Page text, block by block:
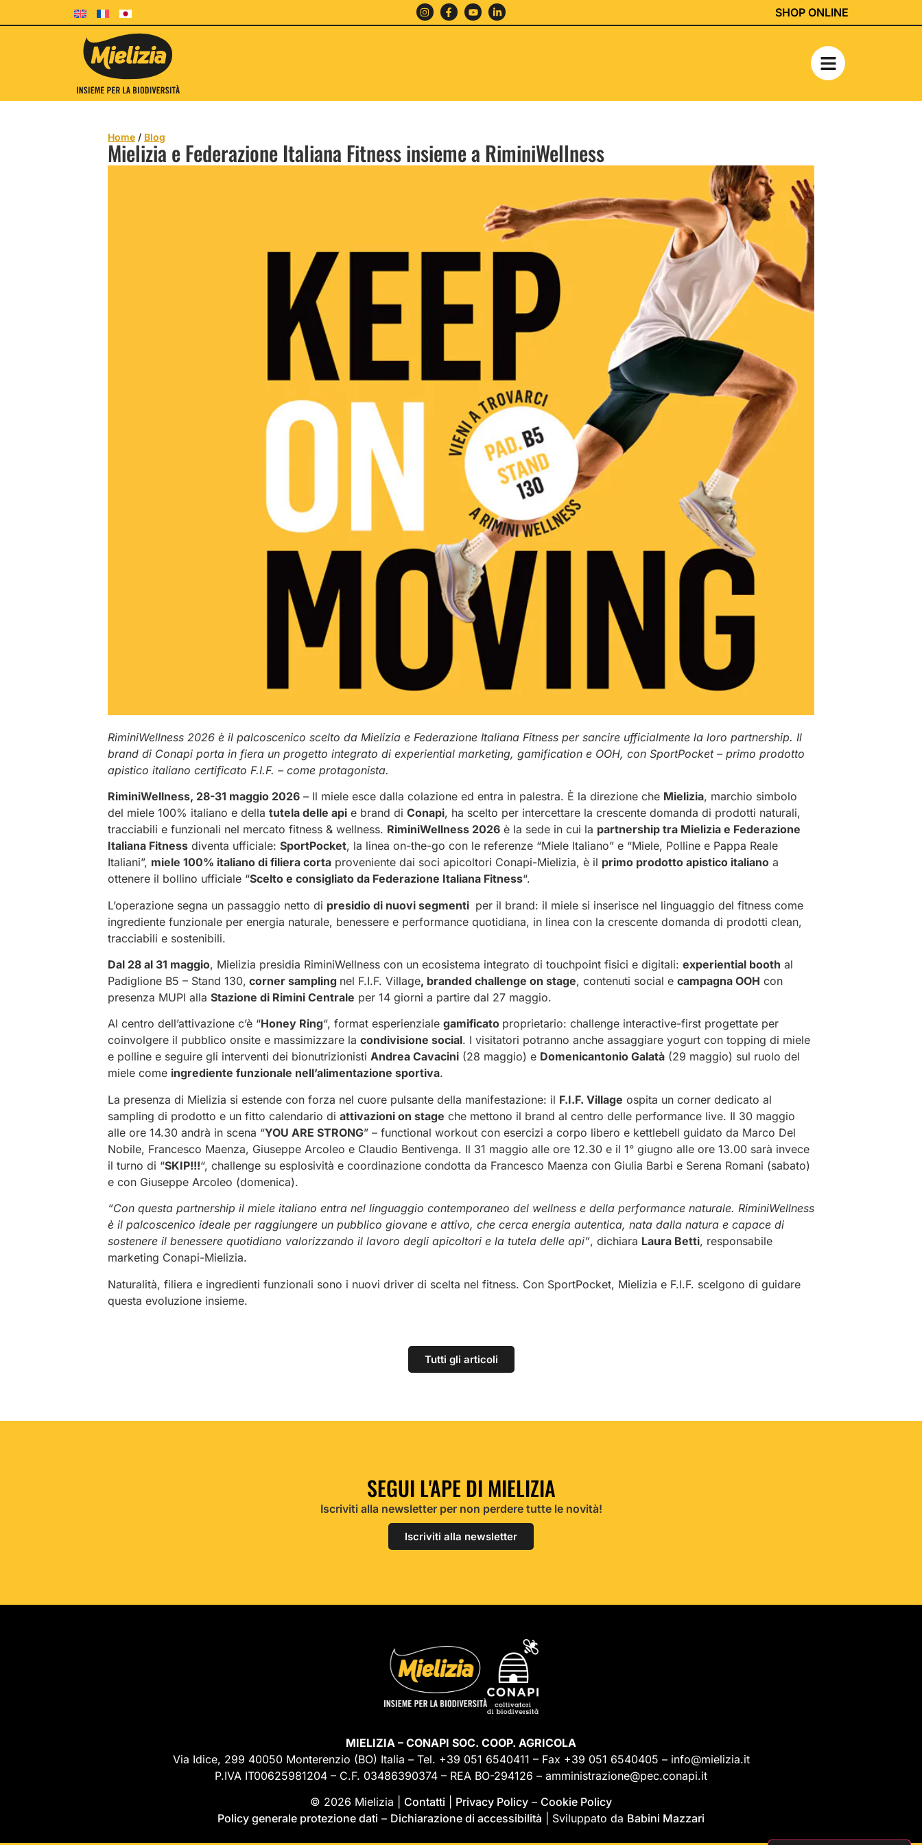
SHOP ONLINE
Home / Blog
Mielizia e Federazione Italiana Fitness insieme a RiminiWellness
RiminiWellness 2026 è il palcoscenico scelto da Mielizia e Federazione Italiana Fitness per sancire ufficialmente la loro partnership. Il
brand di Conapi porta in fiera un progetto integrato di experiential marketing, gamification e OOH, con SportPocket – primo prodotto
apistico italiano certificato F.I.F. – come protagonista.
RiminiWellness, 28-31 maggio 2026 – Il miele esce dalla colazione ed entra in palestra. È la direzione che Mielizia, marchio simbolo
del miele 100% italiano e della tutela delle api e brand di Conapi, ha scelto per intercettare la crescente domanda di prodotti naturali,
tracciabili e funzionali nel mercato fitness & wellness. RiminiWellness 2026 è la sede in cui la partnership tra Mielizia e Federazione
Italiana Fitness diventa ufficiale: SportPocket, la linea on-the-go con le referenze “Miele Italiano” e “Miele, Polline e Pappa Reale
Italiani”, miele 100% italiano di filiera corta proveniente dai soci apicoltori Conapi-Mielizia, è il primo prodotto apistico italiano a
ottenere il bollino ufficiale “Scelto e consigliato da Federazione Italiana Fitness“.
L’operazione segna un passaggio netto di presidio di nuovi segmenti per il brand: il miele si inserisce nel linguaggio del fitness come
ingrediente funzionale per energia naturale, benessere e performance quotidiana, in linea con la crescente domanda di prodotti clean,
tracciabili e sostenibili.
Dal 28 al 31 maggio, Mielizia presidia RiminiWellness con un ecosistema integrato di touchpoint fisici e digitali: experiential booth al
Padiglione B5 – Stand 130, corner sampling nel F.I.F. Village, branded challenge on stage, contenuti social e campagna OOH con
presenza MUPI alla Stazione di Rimini Centrale per 14 giorni a partire dal 27 maggio.
Al centro dell’attivazione c’è “Honey Ring“, format esperienziale gamificato proprietario: challenge interactive-first progettate per
coinvolgere il pubblico onsite e massimizzare la condivisione social. I visitatori potranno anche assaggiare yogurt con topping di miele
e polline e seguire gli interventi dei bionutrizionisti Andrea Cavacini (28 maggio) e Domenicantonio Galatà (29 maggio) sul ruolo del
miele come ingrediente funzionale nell’alimentazione sportiva.
La presenza di Mielizia si estende con forza nel cuore pulsante della manifestazione: il F.I.F. Village ospita un corner dedicato al
sampling di prodotto e un fitto calendario di attivazioni on stage che mettono il brand al centro delle performance live. Il 30 maggio
alle ore 14.30 andrà in scena “YOU ARE STRONG” – functional workout con esercizi a corpo libero e kettlebell guidato da Marco Del
Nobile, Francesco Maenza, Giuseppe Arcoleo e Claudio Bentivenga. Il 31 maggio alle ore 12.30 e il 1° giugno alle ore 13.00 sarà invece
il turno di “SKIP!!!“, challenge su esplosività e coordinazione condotta da Francesco Maenza con Giulia Barbi e Serena Romani (sabato)
e con Giuseppe Arcoleo (domenica).
“Con questa partnership il miele italiano entra nel linguaggio contemporaneo del wellness e della performance naturale. RiminiWellness
è il palcoscenico ideale per raggiungere un pubblico giovane e attivo, che cerca energia autentica, nata dalla natura e capace di
sostenere il benessere quotidiano valorizzando il lavoro degli apicoltori e la tutela delle api”, dichiara Laura Betti, responsabile
marketing Conapi-Mielizia.
Naturalità, filiera e ingredienti funzionali sono i nuovi driver di scelta nel fitness. Con SportPocket, Mielizia e F.I.F. scelgono di guidare
questa evoluzione insieme.
Tutti gli articoli
SEGUI L'APE DI MIELIZIA
Iscriviti alla newsletter per non perdere tutte le novità!
Iscriviti alla newsletter
MIELIZIA – CONAPI SOC. COOP. AGRICOLA
Via Idice, 299 40050 Monterenzio (BO) Italia – Tel. +39 051 6540411 – Fax +39 051 6540405 – info@mielizia.it
P.IVA IT00625981204 – C.F. 03486390374 – REA BO-294126 – amministrazione@pec.conapi.it
© 2026 Mielizia | Contatti Privacy Policy – Cookie Policy
Policy generale protezione dati – Dichiarazione di accessibilità | Sviluppato da Babini Mazzari